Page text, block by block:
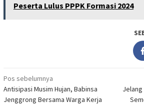
Peserta Lulus PPPK Formasi 2024
Navigasi
pos
Pos sebelumnya
Antisipasi Musim Hujan, Babinsa
Jenggrong Bersama Warga Kerja
Jelang